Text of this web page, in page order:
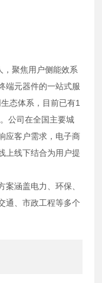
聚焦用户侧能效系
端元器件的一站式服
态体系，目前已有1
公司在全国主要城
应客户需求，电子商
上线下结合为用户提
案涵盖电力、环保、
通、市政工程等多个